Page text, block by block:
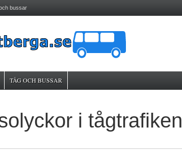
bussar
TÅG OCH BUSSAR
i tågtrafiken